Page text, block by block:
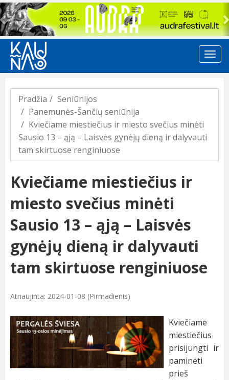
Previous
Pradžia
Seniūnijos
Panemunės-Šančių seniūnija
Kviečiame miestiečius ir miesto svečius minėti
Sausio 13 – ąją – Laisvės gynėjų dieną ir dalyvauti
tam skirtuose renginiuose
Kviečiame miestiečius ir
miesto svečius minėti
Sausio 13 – ąją – Laisvės
gynėjų dieną ir dalyvauti
tam skirtuose renginiuose
Atnaujinta: 2024-01-08 (Pirmadienis)
Kviečiame
miestiečius
prisijungti ir
paminėti
prieš